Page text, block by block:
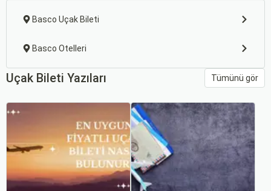
Basco Uçak Bileti
Basco Otelleri
Uçak Bileti Yazıları Tümünü gör